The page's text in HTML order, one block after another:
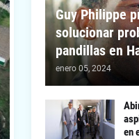
Guy Philippe
solucionar
pandillas en
enero 05, 2024
en